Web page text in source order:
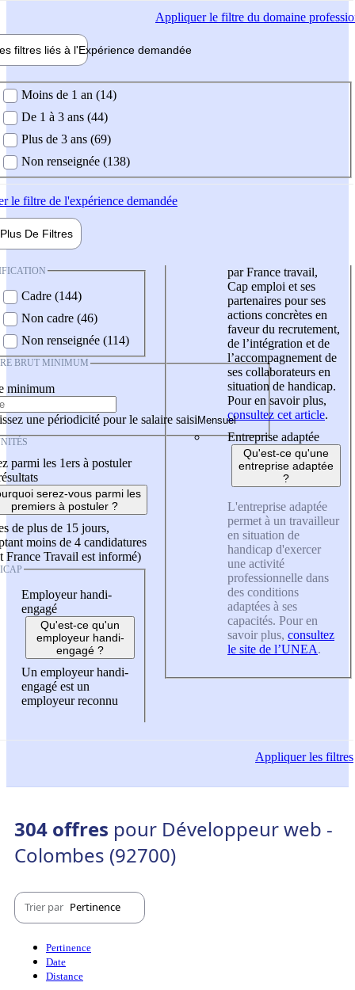
Appliquerle filtre du domaine
filtres liés à l'Expérience demandée
demandée
Moins de 1 an (14)
De 1 à 3 ans (44)
Plus de 3 ans (69)
Non renseignée (138)
le filtre de l'expérience demandée
Plus De Filtres
Cadre (144)
Non cadre (46)
Non renseignée (114)
BRUT MINIMUM
minimum
une périodicité pour le salaire saisi
parmi les 1ers à postuler
serez-vous parmi les
premiers à postuler ?
de plus de 15 jours,
moins de 4 candidatures
France Travail est informé)
Employeur handi-
engagé
Qu'est-ce qu'un
employeur handi-
engagé ?
Un employeur handi-
engagé est un
employeur reconnu
par France travail,
Cap emploi et ses
partenaires pour ses
actions concrètes en
faveur du recrutement,
de l’intégration et de
l’accompagnement de
ses collaborateurs en
situation de handicap.
Pour en savoir plus,
consultez cet article.
Entreprise adaptée
Qu'est-ce qu'une
entreprise adaptée
?
L'entreprise adaptée
permet à un travailleur
en situation de
handicap d'exercer
une activité
professionnelle dans
des conditions
adaptées à ses
capacités. Pour en
savoir plus, consultez
le site de l’UNEA.
Appliquerles filtres
304 offres pour Développeur web -
Colombes (92700)
Trier par Pertinence
Pertinence
Date
Distance